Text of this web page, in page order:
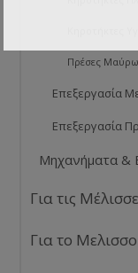
Πρέσες
Επεξεργασία
Επεξεργασία
Μηχανήματα &
Για τις
Για το